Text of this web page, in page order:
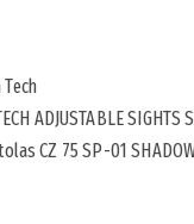
Tech
ADJUSTABLE SIGHTS
CZ 75 SP-01